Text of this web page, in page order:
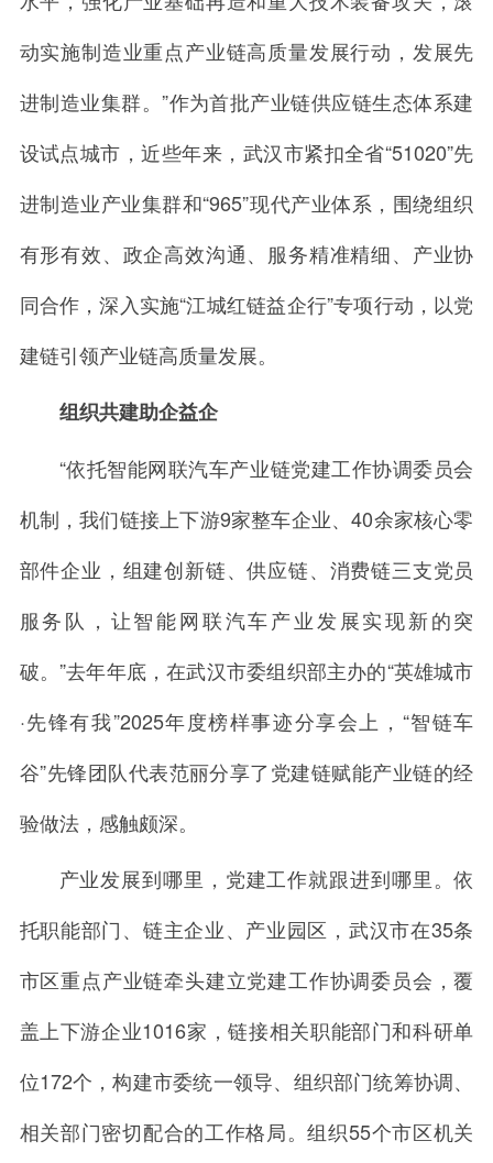
动实施制造业重点产业链高质量发展行动，发展先
进制造业集群。”作为首批产业链供应链生态体系建
设试点城市，近些年来，武汉市紧扣全省“51020”先
进制造业产业集群和“965”现代产业体系，围绕组织
有形有效、政企高效沟通、服务精准精细、产业协
同合作，深入实施“江城红链益企行”专项行动，以党
建链引领产业链高质量发展。
组织共建助企益企
“依托智能网联汽车产业链党建工作协调委员会
机制，我们链接上下游9家整车企业、40余家核心零
部件企业，组建创新链、供应链、消费链三支党员
服务队，让智能网联汽车产业发展实现新的突
破。”去年年底，在武汉市委组织部主办的“英雄城市
·先锋有我”2025年度榜样事迹分享会上，“智链车
谷”先锋团队代表范丽分享了党建链赋能产业链的经
验做法，感触颇深。
产业发展到哪里，党建工作就跟进到哪里。依
托职能部门、链主企业、产业园区，武汉市在35条
市区重点产业链牵头建立党建工作协调委员会，覆
盖上下游企业1016家，链接相关职能部门和科研单
位172个，构建市委统一领导、组织部门统筹协调、
相关部门密切配合的工作格局。组织55个市区机关